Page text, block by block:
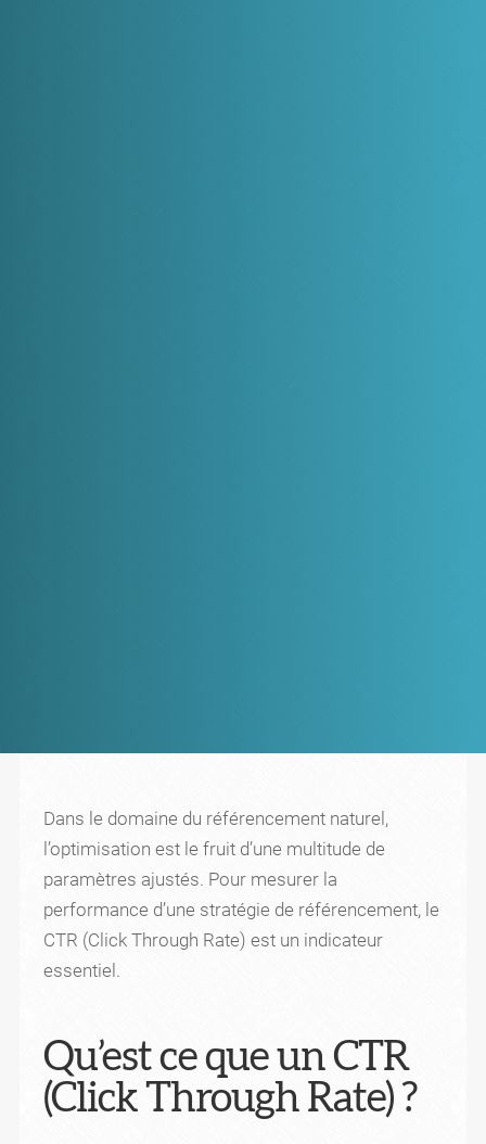
Dans le domaine du référencement naturel,
l’optimisation est le fruit d’une multitude de
paramètres ajustés. Pour mesurer la
performance d’une stratégie de référencement, le
CTR (Click Through Rate) est un indicateur
essentiel.
Qu’est ce que un CTR
(Click Through Rate) ?